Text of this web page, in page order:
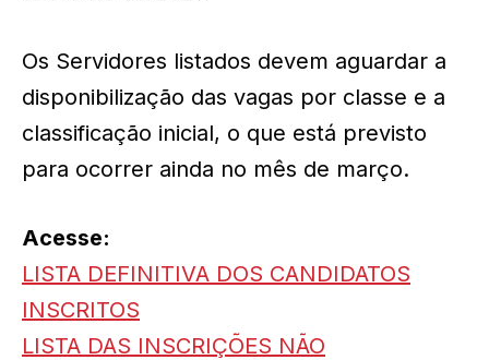
Os Servidores listados devem aguardar a
disponibilização das vagas por classe e a
classificação inicial, o que está previsto
para ocorrer ainda no mês de março.
Acesse:
LISTA DEFINITIVA DOS CANDIDATOS
INSCRITOS
LISTA DAS INSCRIÇÕES NÃO